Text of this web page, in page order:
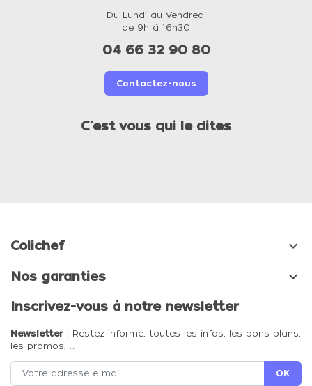
Du Lundi au Vendredi
de 9h à 16h30
04 66 32 90 80
Contactez-nous
C'est vous qui le dites
Colichef 
Nos garanties 
Inscrivez-vous à notre newsletter
Newsletter : Restez informé, toutes les infos, les bons plans,
les promos, …